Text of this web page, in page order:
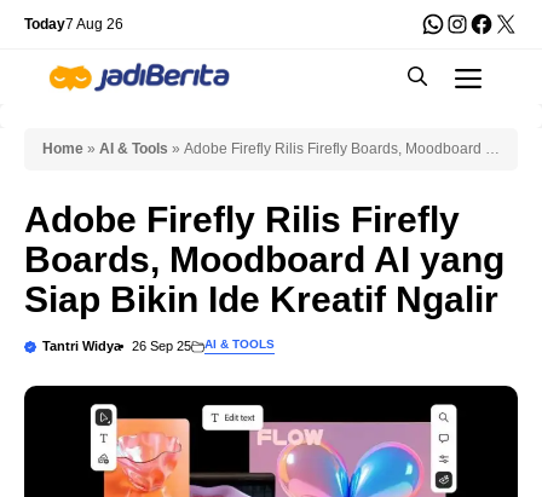
Skip
content
Today7 Aug 26 WhatsApp
X
Home » AI & Tools » Adobe Firefly Rilis Firefly Boards, Moodboard AI
Adobe Firefly Rilis Firefly
Boards, Moodboard AI yang
Siap Bikin Ide Kreatif Ngalir
Tantri Widya 26 Sep 25 AI & TOOLS